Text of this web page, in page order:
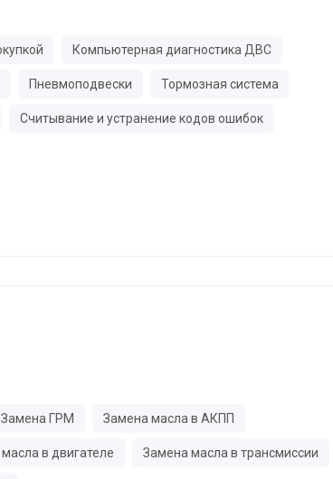
Компьютерная диагностика ДВС
Пневмоподвески Тормозная система
Считывание и устранение кодов ошибок
Замена ГРМ Замена масла в АКПП
в двигателе Замена масла в трансмиссии